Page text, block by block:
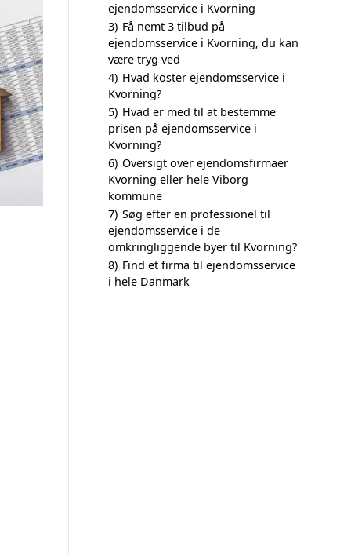
ejendomsservice i Kvorning
3) Få nemt 3 tilbud på
ejendomsservice i Kvorning, du kan
være tryg ved
4) Hvad koster ejendomsservice i
Kvorning?
5) Hvad er med til at bestemme
prisen på ejendomsservice i
Kvorning?
6) Oversigt over ejendomsfirmaer
Kvorning eller hele Viborg
kommune
7) Søg efter en professionel til
ejendomsservice i de
omkringliggende byer til Kvorning?
8) Find et firma til ejendomsservice
i hele Danmark